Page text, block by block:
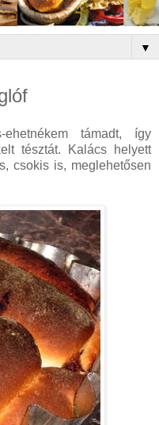
▼
támadt, így
tésztát. Kalács helyett
csokis is, meglehetősen